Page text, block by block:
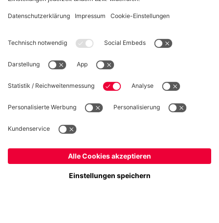
WIDERRUF
Datenschutz
Cookie Details
Preise inkl. Steuern und Abgaben
© FC Bayern München AG
FC Bayern München AG, Säbener Str. 51-57, 81547 München
Ja,Schweiz, um dorthin zu liefern!
Weltweit, um dorthin zu liefern!